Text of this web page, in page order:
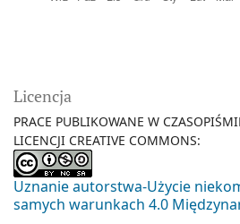
Licencja
PRACE PUBLIKOWANE W
LICENCJI CREATIVE COMMONS:
Uznanie autorstwa-Użycie
samych warunkach 4.0